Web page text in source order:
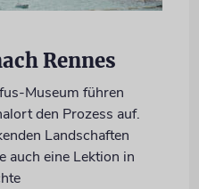
Rennes
Museum führen
den Prozess auf.
Landschaften
auch eine Lektion in